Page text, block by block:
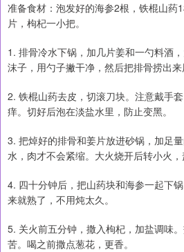
准备食材：泡发好的海参2根，铁棍山药
片，枸杞一小把。
1. 排骨冷水下锅，加几片姜和一勺料酒
沫子，用勺子撇干净，然后把排骨捞出来
2. 铁棍山药去皮，切滚刀块。注意戴手
痒。切好后泡在淡盐水里，防止变黑。
3. 把焯好的排骨和姜片放进砂锅，加足
水，肉才不会紧缩。大火烧开后转小火，
4. 四十分钟后，把山药块和海参一起下
来就熟了，不用炖太久。
5. 关火前五分钟，撒入枸杞，加盐调味
苦。喝之前撒点葱花，更香。